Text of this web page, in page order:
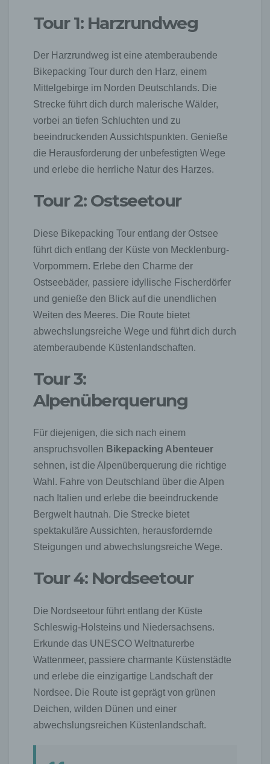
Tour 1: Harzrundweg
Der Harzrundweg ist eine atemberaubende
Bikepacking Tour durch den Harz, einem
Mittelgebirge im Norden Deutschlands. Die
Strecke führt dich durch malerische Wälder,
vorbei an tiefen Schluchten und zu
beeindruckenden Aussichtspunkten. Genieße
die Herausforderung der unbefestigten Wege
und erlebe die herrliche Natur des Harzes.
Tour 2: Ostseetour
Diese Bikepacking Tour entlang der Ostsee
führt dich entlang der Küste von Mecklenburg-
Vorpommern. Erlebe den Charme der
Ostseebäder, passiere idyllische Fischerdörfer
und genieße den Blick auf die unendlichen
Weiten des Meeres. Die Route bietet
abwechslungsreiche Wege und führt dich durch
atemberaubende Küstenlandschaften.
Tour 3:
Alpenüberquerung
Für diejenigen, die sich nach einem
anspruchsvollen Bikepacking Abenteuer
sehnen, ist die Alpenüberquerung die richtige
Wahl. Fahre von Deutschland über die Alpen
nach Italien und erlebe die beeindruckende
Bergwelt hautnah. Die Strecke bietet
spektakuläre Aussichten, herausfordernde
Steigungen und abwechslungsreiche Wege.
Tour 4: Nordseetour
Die Nordseetour führt entlang der Küste
Schleswig-Holsteins und Niedersachsens.
Erkunde das UNESCO Weltnaturerbe
Wattenmeer, passiere charmante Küstenstädte
und erlebe die einzigartige Landschaft der
Nordsee. Die Route ist geprägt von grünen
Deichen, wilden Dünen und einer
abwechslungsreichen Küstenlandschaft.